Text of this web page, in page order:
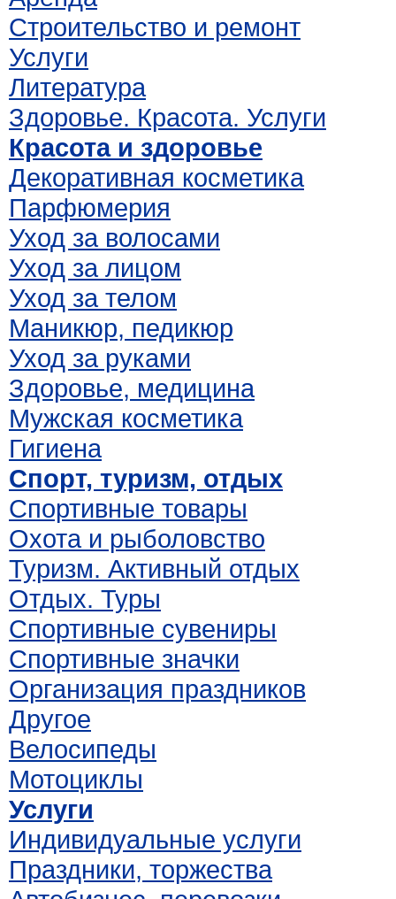
Строительство и ремонт
Услуги
Литература
Здоровье. Красота. Услуги
Красота и здоровье
Декоративная косметика
Парфюмерия
Уход за волосами
Уход за лицом
Уход за телом
Маникюр, педикюр
Уход за руками
Здоровье, медицина
Мужская косметика
Гигиена
Спорт, туризм, отдых
Спортивные товары
Охота и рыболовство
Туризм. Активный отдых
Отдых. Туры
Спортивные сувениры
Спортивные значки
Организация праздников
Другое
Велосипеды
Мотоциклы
Услуги
Индивидуальные услуги
Праздники, торжества